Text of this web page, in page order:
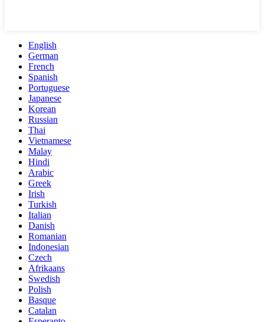
English
German
French
Spanish
Portuguese
Japanese
Korean
Russian
Thai
Vietnamese
Malay
Hindi
Arabic
Greek
Irish
Turkish
Italian
Danish
Romanian
Indonesian
Czech
Afrikaans
Swedish
Polish
Basque
Catalan